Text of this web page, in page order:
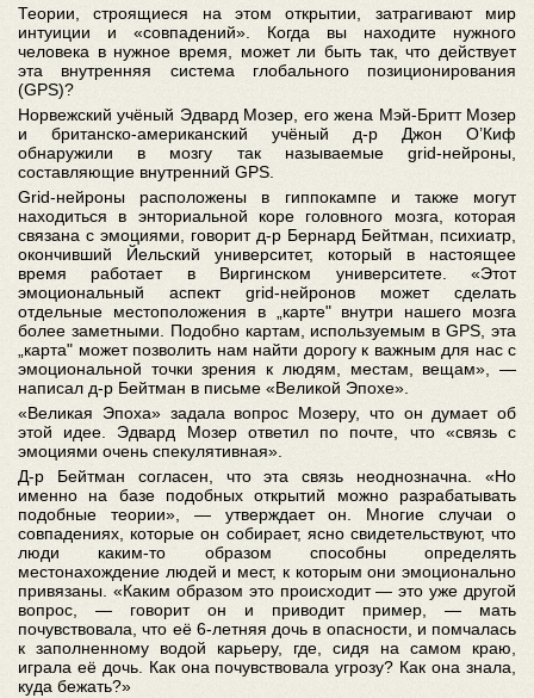
Теории, строящиеся на этом открытии, затрагивают мир
интуиции и «совпадений». Когда вы находите нужного
человека в нужное время, может ли быть так, что действует
эта внутренняя система глобального позиционирования
(GPS)?
Норвежский учёный Эдвард Мозер, его жена Мэй-Бритт Мозер
и британско-американский учёный д-р Джон О’Киф
обнаружили в мозгу так называемые grid-нейроны,
составляющие внутренний GPS.
Grid-нейроны расположены в гиппокампе и также могут
находиться в энториальной коре головного мозга, которая
связана с эмоциями, говорит д-р Бернард Бейтман, психиатр,
окончивший Йельский университет, который в настоящее
время работает в Виргинском университете. «Этот
эмоциональный аспект grid-нейронов может сделать
отдельные местоположения в „карте" внутри нашего мозга
более заметными. Подобно картам, используемым в GPS, эта
„карта" может позволить нам найти дорогу к важным для нас с
эмоциональной точки зрения к людям, местам, вещам», ―
написал д-р Бейтман в письме «Великой Эпохе».
«Великая Эпоха» задала вопрос Мозеру, что он думает об
этой идее. Эдвард Мозер ответил по почте, что «связь с
эмоциями очень спекулятивная».
Д-р Бейтман согласен, что эта связь неоднозначна. «Но
именно на базе подобных открытий можно разрабатывать
подобные теории», ― утверждает он. Многие случаи о
совпадениях, которые он собирает, ясно свидетельствуют, что
люди каким-то образом способны определять
местонахождение людей и мест, к которым они эмоционально
привязаны. «Каким образом это происходит ― это уже другой
вопрос, ― говорит он и приводит пример, ― мать
почувствовала, что её 6-летняя дочь в опасности, и помчалась
к заполненному водой карьеру, где, сидя на самом краю,
играла её дочь. Как она почувствовала угрозу? Как она знала,
куда бежать?»